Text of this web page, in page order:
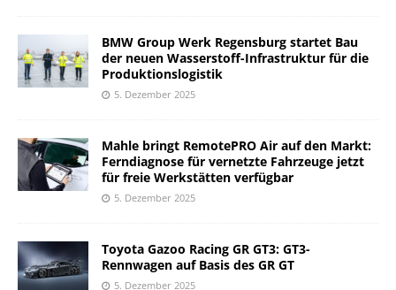
BMW Group Werk Regensburg startet Bau
der neuen Wasserstoff-Infrastruktur für die
Produktionslogistik
5. Dezember 2025
Mahle bringt RemotePRO Air auf den Markt:
Ferndiagnose für vernetzte Fahrzeuge jetzt
für freie Werkstätten verfügbar
5. Dezember 2025
Toyota Gazoo Racing GR GT3: GT3-
Rennwagen auf Basis des GR GT
5. Dezember 2025